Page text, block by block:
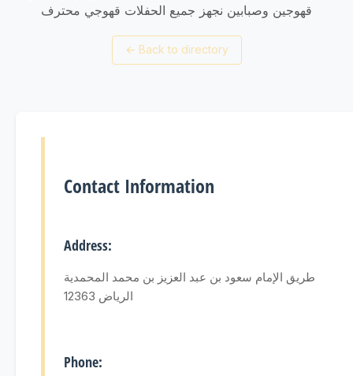
قهوجين وصبابين نجهز جميع الحفلات قهوجي محترف
← Back to directory
Contact Information
Address:
طريق الإمام سعود بن عبد العزيز بن محمد المحمدية
الرياض 12363
Phone: